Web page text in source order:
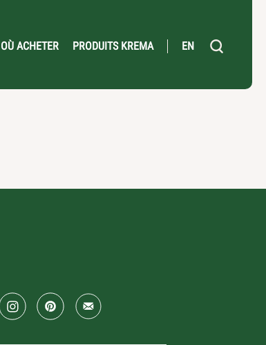
OÙ ACHETER PRODUITS KREMA EN